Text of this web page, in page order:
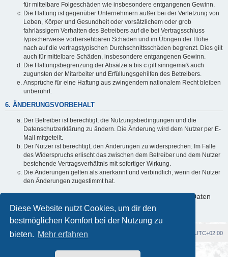
Diese Website nutzt Cookies, um dir den
bestmöglichen Komfort bei der Nutzung zu
bieten. Mehr erfahren
für mittelbare Folgeschäden wie insbesondere entgangenen Gewinn.
Die Haftung ist gegenüber Unternehmern außer bei der Verletzung von
Leben, Körper und Gesundheit oder vorsätzlichem oder grob
fahrlässigem Verhalten des Betreibers auf die bei Vertragsschluss
typischerweise vorhersehbaren Schäden und im Übrigen der Höhe
nach auf die vertragstypischen Durchschnittsschäden begrenzt. Dies gilt
auch für mittelbare Schäden, insbesondere entgangenen Gewinn.
Die Haftungsbegrenzung der Absätze a bis c gilt sinngemäß auch
zugunsten der Mitarbeiter und Erfüllungsgehilfen des Betreibers.
Ansprüche für eine Haftung aus zwingendem nationalem Recht bleiben
unberührt.
6. ÄNDERUNGSVORBEHALT
Der Betreiber ist berechtigt, die Nutzungsbedingungen und die
Datenschutzerklärung zu ändern. Die Änderung wird dem Nutzer per E-
Mail mitgeteilt.
Der Nutzer ist berechtigt, den Änderungen zu widersprechen. Im Falle
des Widerspruchs erlischt das zwischen dem Betreiber und dem Nutzer
bestehende Vertragsverhältnis mit sofortiger Wirkung.
Die Änderungen gelten als anerkannt und verbindlich, wenn der Nutzer
den Änderungen zugestimmt hat.
Informationen über den Umgang mit deinen persönlichen Daten
sind in der Datenschutzerklärung enthalten.
Foren-Übersicht UTC+02:00
Powered byphpBB® Forum Software © phpBB Limited